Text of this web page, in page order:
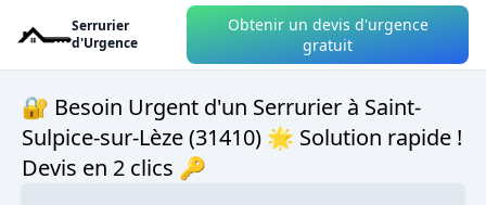
Serrurier
d'Urgence
Obtenir un devis d'urgence
gratuit
🔐 Besoin Urgent d'un Serrurier à Saint-
Sulpice-sur-Lèze (31410) 🌟 Solution rapide !
Devis en 2 clics 🔑